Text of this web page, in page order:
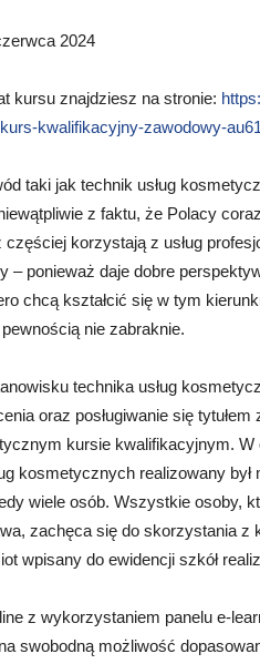
2024
kursu znajdziesz na stronie:
kwalifikacyjny-zawodowy-
taki jak technik usług
z faktu, że Polacy
korzystają z usług
– ponieważ daje dobre
chcą kształcić się w tym
nie zabraknie.
technika usług
oraz posługiwanie się
kursie kwalifikacyjnym. W
kosmetycznych realizowany
wiele osób. Wszystkie osoby,
zachęca się do skorzystania z
wpisany do ewidencji szkół
z wykorzystaniem panelu e-
swobodną możliwość